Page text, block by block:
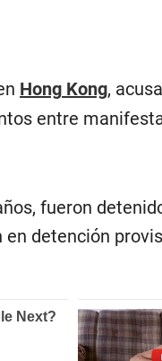
Hong Kong,
entre
fueron
detención